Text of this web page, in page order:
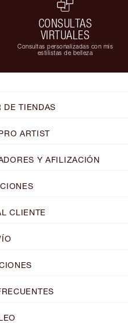
CONSULTAS
VIRTUALES
Consultas personalizadas con mis
estilistas de belleza
DE TIENDAS
ARTIST
Y AFILIZACIÓN
CLIENTE